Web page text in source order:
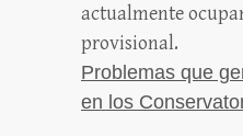
actualmente
provisional.
Problemas que
en los